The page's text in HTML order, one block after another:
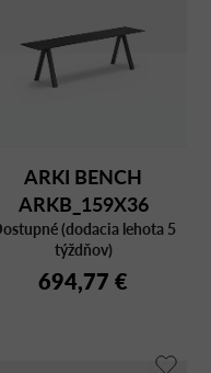
ARKI BENCH
ARKB_159X36
(dodacia lehota 5
týždňov)
694,77 €